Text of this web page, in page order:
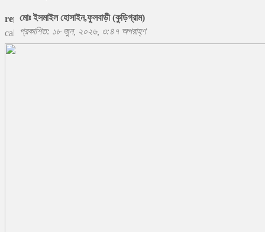
মোঃ ইসমাইল হোসাইন,ফুলবাড়ী (কুড়িগ্রাম)
প্রকাশিত: ১৮ জুন, ২০২৬, ৩:৪৭ অপরাহ্ণ